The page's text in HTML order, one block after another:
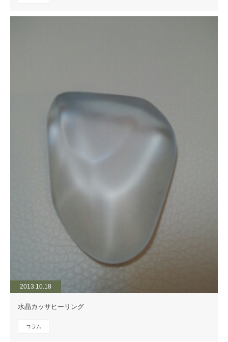
2013.10.18
水晶カッサヒーリング
コラム